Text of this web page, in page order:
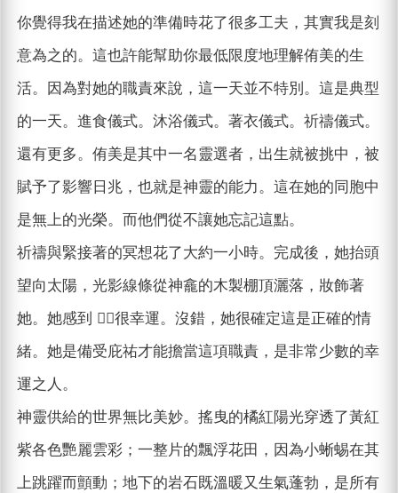
你覺得我在描述她的準備時花了很多工夫，其實我是刻
意為之的。這也許能幫助你最低限度地理解侑美的生
活。因為對她的職責來說，這一天並不特別。這是典型
的一天。進食儀式。沐浴儀式。著衣儀式。祈禱儀式。
還有更多。侑美是其中一名靈選者，出生就被挑中，被
賦予了影響日兆，也就是神靈的能力。這在她的同胞中
是無上的光榮。而他們從不讓她忘記這點。
祈禱與緊接著的冥想花了大約一小時。完成後，她抬頭
望向太陽，光影線條從神龕的木製棚頂灑落，妝飾著
她。她感到 很幸運。沒錯，她很確定這是正確的情
緒。她是備受庇祐才能擔當這項職責，是非常少數的幸
運之人。
神靈供給的世界無比美妙。搖曳的橘紅陽光穿透了黃紅
紫各色艷麗雲彩；一整片的飄浮花田，因為小蜥蜴在其
上跳躍而顫動；地下的岩石既溫暖又生氣蓬勃，是所有